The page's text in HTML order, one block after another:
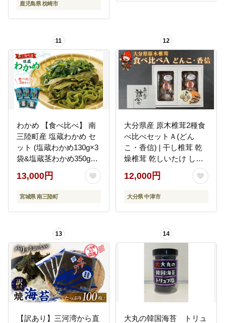
鹿児島県 枕崎市
11
わかめ 【食べ比べ】 南
三陸町産 塩蔵わかめ セ
ット (塩蔵わかめ130g×3
袋&塩蔵茎わかめ350g×2
袋) [南三陸さんさんマル
シェ 宮城県 南三陸町
30ai0029] 海藻 ワカメ 茎
わせ
13,000円
宮城県 南三陸町
12
大分県産 原木椎茸2種食
べ比べセットＡ(どん
こ・香信) | 干し椎茸 乾
燥椎茸 乾しいたけ しい
たけ 九州産 中津市 国産
送料無料
12,000円
大分県 中津市
13
【訳あり】三河湾から直
14
大丸の韓国海苔 トリュ